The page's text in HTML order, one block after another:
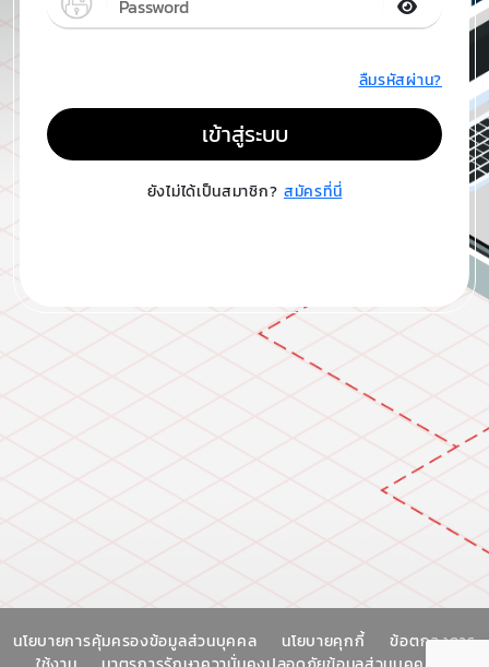
ลืมรหัสผ่าน?
เข้าสู่ระบบ
ยังไม่ได้เป็นสมาชิก? สมัครที่นี่
นโยบายการคุ้มครองข้อมูลส่วนบุคคล นโยบายคุกกี้
ข้อตกลงการ